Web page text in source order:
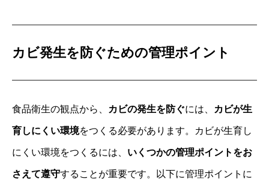
カビ発生を防ぐための管理ポイント
食品衛生の観点から、 カビの発生を防ぐには、 カビが生
育しにくい環境をつくる必要があります。カビが生育し
にくい環境をつくるには、 いくつかの管理ポイントをお
さえて遵守することが重要です。以下に管理ポイントに